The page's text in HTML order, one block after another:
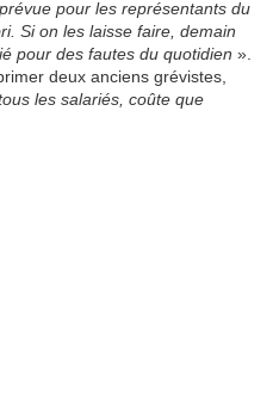
pour les représentants du
Si on les laisse faire, demain
pour des fautes du quotidien ».
deux anciens grévistes,
les salariés, coûte que